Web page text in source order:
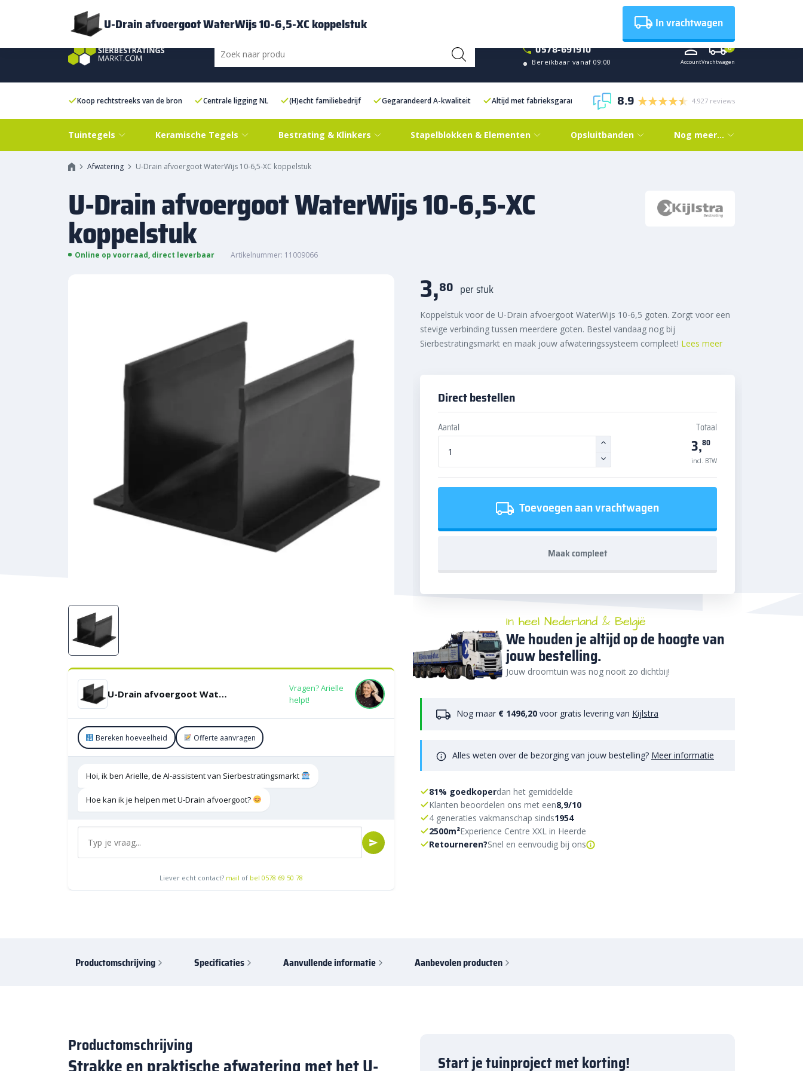
Bezorging
0578-691910
Bereikbaar vanaf 09:00 AccountVrachtwagen
0
Koop rechtstreeks van de bron Centrale ligging NL (H)echt familiebedrijf Gegarandeerd A-kwaliteit Altijd met fabrieksgarantie 8.9 4.927 reviews
Tuintegels Keramische Tegels Bestrating & Klinkers Stapelblokken & Elementen Opsluitbanden Nog meer…
Afwatering U-Drain afvoergoot WaterWijs 10-6,5-XC koppelstuk
U-Drain afvoergoot WaterWijs 10-6,5-XC
koppelstuk
Online op voorraad, direct leverbaar Artikelnummer: 11009066
U-Drain afvoergoot WaterWijs 10-6,5-XC koppelstuk
Vragen? Arielle
helpt!
Bereken hoeveelheid Offerte aanvragen
Hoi, ik ben Arielle, de AI-assistent van Sierbestratingsmarkt
Hoe kan ik je helpen met U-Drain afvoergoot?
Liever echt contact? mail of bel 0578 69 50 78
3,80 per stuk
Koppelstuk voor de U-Drain afvoergoot WaterWijs 10-6,5 goten. Zorgt voor een
stevige verbinding tussen meerdere goten. Bestel vandaag nog bij
Sierbestratingsmarkt en maak jouw afwateringssysteem compleet! Lees meer
Direct bestellen
Aantal Totaal
3,80
incl. BTW
Toevoegen aan vrachtwagen
Maak compleet
In heel Nederland & België
We houden je altijd op de hoogte van
jouw bestelling.
Jouw droomtuin was nog nooit zo dichtbij!
Nog maar € 1496,20 voor gratis levering van Kijlstra
Alles weten over de bezorging van jouw bestelling? Meer informatie
81% goedkoperdan het gemiddelde
Klanten beoordelen ons met een8,9/10
4 generaties vakmanschap sinds1954
2500m²Experience Centre XXL in Heerde
Retourneren?Snel en eenvoudig bij ons
Productomschrijving Specificaties Aanvullende informatie Aanbevolen producten
Productomschrijving
Start je tuinproject met korting!
U-Drain afvoergoot WaterWijs 10-6,5-XC koppelstuk In vrachtwagen